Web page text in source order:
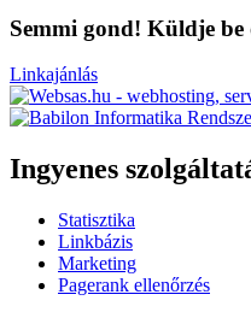
Semmi gond! Küldje
Linkajánlás
Ingyenes
Statisztika
Linkbázis
Marketing
Pagerank ellenőrzés